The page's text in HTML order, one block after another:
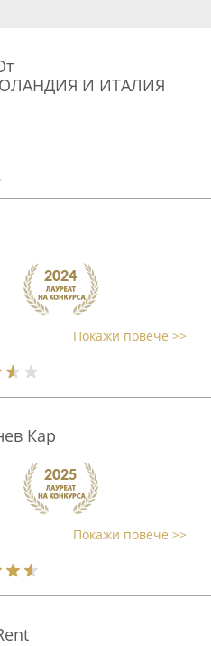
И ИТАЛИЯ
Покажи повече >>
Кар
Покажи повече >>